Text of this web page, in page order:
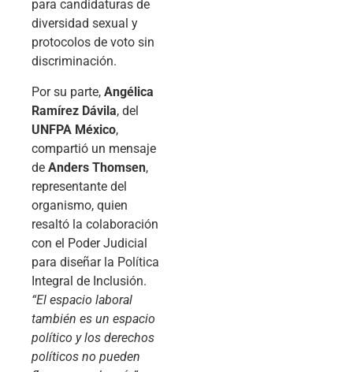
para candidaturas de
diversidad sexual y
protocolos de voto sin
discriminación.
Por su parte, Angélica
Ramírez Dávila, del
UNFPA México,
compartió un mensaje
de Anders Thomsen,
representante del
organismo, quien
resaltó la colaboración
con el Poder Judicial
para diseñar la Política
Integral de Inclusión.
“El espacio laboral
también es un espacio
político y los derechos
políticos no pueden